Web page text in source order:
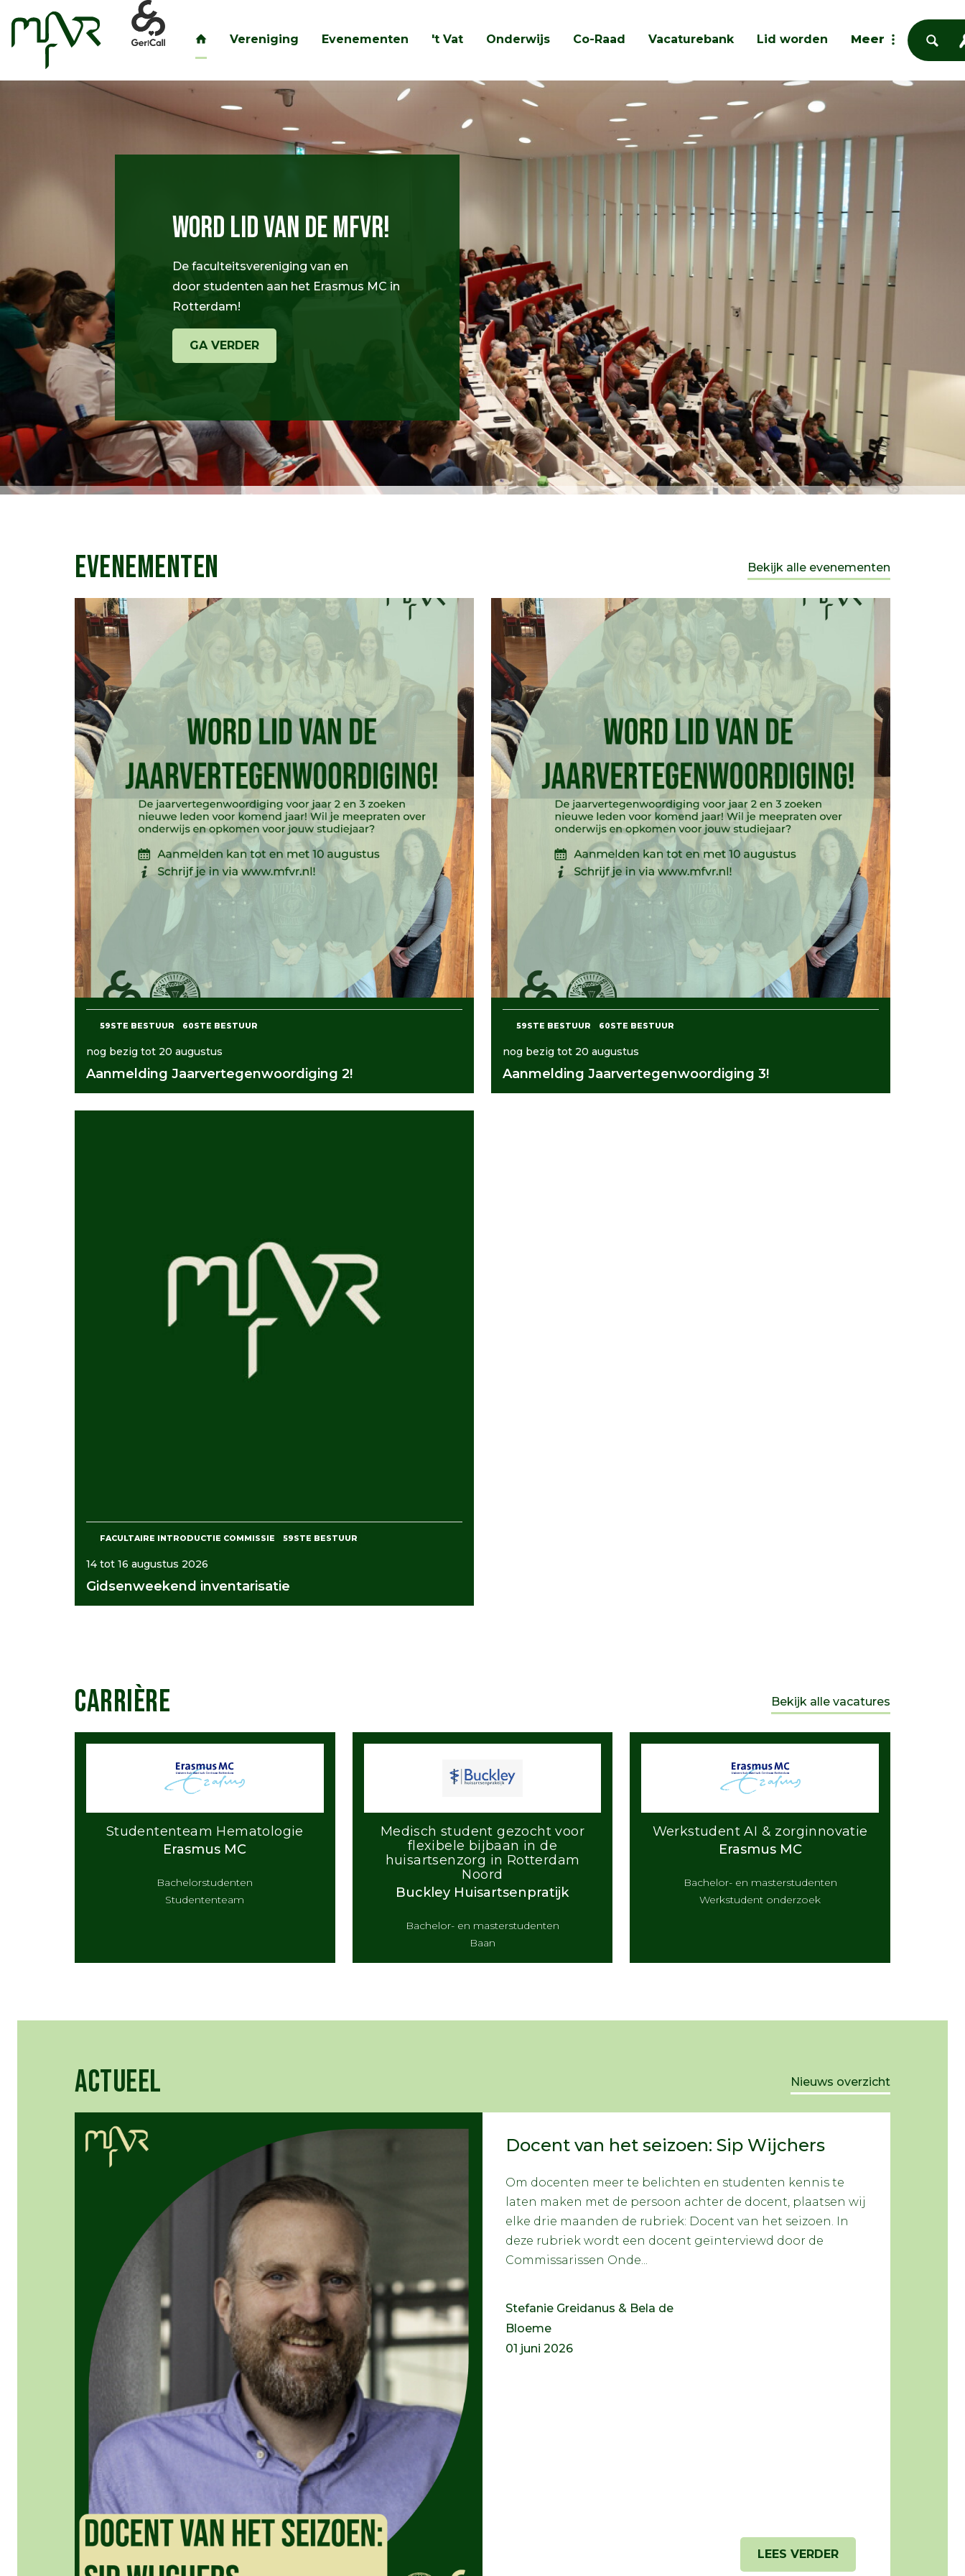
Vereniging Evenementen 't Vat Onderwijs Co-Raad Vacaturebank Lid worden Meer
Zoeken
inloggen
Welkom bij de MFVR!
De faculteitsvereniging van en door
studenten aan het Erasmus MC in
Rotterdam!
GA VERDER
EVENEMENTEN
Aanmelding Jaarvertegenwoordiging 2!
nog bezig tot 20 augustus
59STE BESTUUR 60STE BESTUUR
Aanmelding Jaarvertegenwoordiging 3!
nog bezig tot 20 augustus
59STE BESTUUR 60STE BESTUUR
Gidsenweekend inventarisatie
14 tot 16 augustus 2026
FACULTAIRE INTRODUCTIE COMMISSIE 59STE BESTUUR
Bekijk alle evenementen
CARRIÈRE
Studententeam Hematologie
Erasmus MC
Bachelorstudenten
Studententeam
Medisch student gezocht voor
flexibele bijbaan in de
huisartsenzorg in Rotterdam
Noord
Buckley Huisartsenpratijk
Bachelor- en masterstudenten
Baan
Werkstudent AI & zorginnovatie
Erasmus MC
Bachelor- en masterstudenten
Werkstudent onderzoek
Bekijk alle vacatures
ACTUEEL
Docent van het seizoen: Sip Wijchers
Om docenten meer te belichten en studenten kennis te
laten maken met de persoon achter de docent, plaatsen wij
elke drie maanden de rubriek: Docent van het seizoen. In
deze rubriek wordt een docent geïnterviewd door de
Commissarissen Onde...
LEES VERDER
Stefanie Greidanus & Bela de
Bloeme
01 juni 2026
Nieuws overzicht